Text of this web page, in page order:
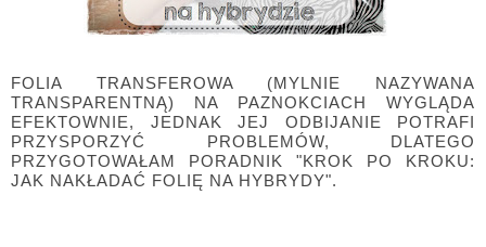
FOLIA TRANSFEROWA (MYLNIE NAZYWANA
TRANSPARENTNĄ) NA PAZNOKCIACH WYGLĄDA
EFEKTOWNIE, JEDNAK JEJ ODBIJANIE POTRAFI
PRZYSPORZYĆ PROBLEMÓW, DLATEGO
PRZYGOTOWAŁAM PORADNIK "KROK PO KROKU:
JAK NAKŁADAĆ FOLIĘ NA HYBRYDY".